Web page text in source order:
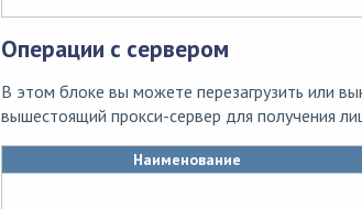
Операции с сервером
В этом блоке вы можете перезагрузить или
вышестоящий прокси-сервер для получения
Наименование